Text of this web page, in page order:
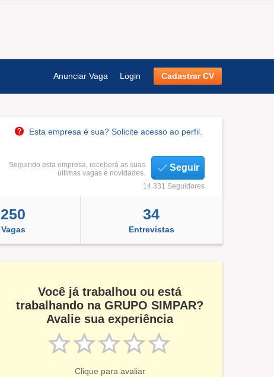
Anunciar Vaga Login Cadastrar CV
Esta empresa é sua? Solicite acesso ao perfil.
Seguindo esta empresa, receberá as suas
últimas vagas e novidades.
Seguir
14.331 Seguidores
250
Vagas
34
Entrevistas
Você já trabalhou ou está
trabalhando na GRUPO SIMPAR?
Avalie sua experiência
Clique para avaliar